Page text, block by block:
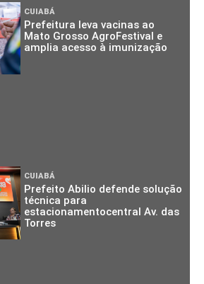
CUIABÁ
Prefeitura leva vacinas ao
Mato Grosso AgroFestival e
amplia acesso à imunização
CUIABÁ
Prefeito Abilio defende solução
técnica para
estacionamentocentral Av. das
Torres